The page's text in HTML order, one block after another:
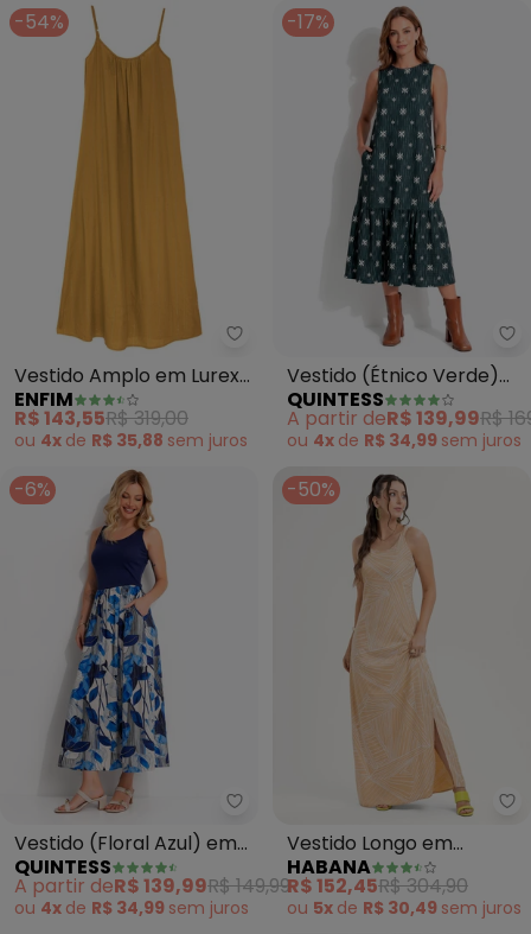
-54%
Enfim - Vestido Amplo em
Vestido Amplo em Lurex
(Amarelo Mostarda)
ENFIM
R$ 143,55R$ 319,00
ou 4x de R$ 35,88 sem juros
-17%
Vestido (Étnico Verde)
em Malha Texturizada
QUINTESS
A partir deR$ 139,99R$
ou 4x de R$ 34,99 sem juros
-6%
Quintess - Vestido (Floral Azul)
Vestido (Floral Azul) em
Malha Fria
QUINTESS
A partir deR$ 139,99R$ 149,99
ou 4x de R$ 34,99 sem juros
-50%
Vestido Longo em
Viscose (Bege)
HABANA
R$ 152,45R$ 304,90
ou 5x de R$ 30,49 sem juros